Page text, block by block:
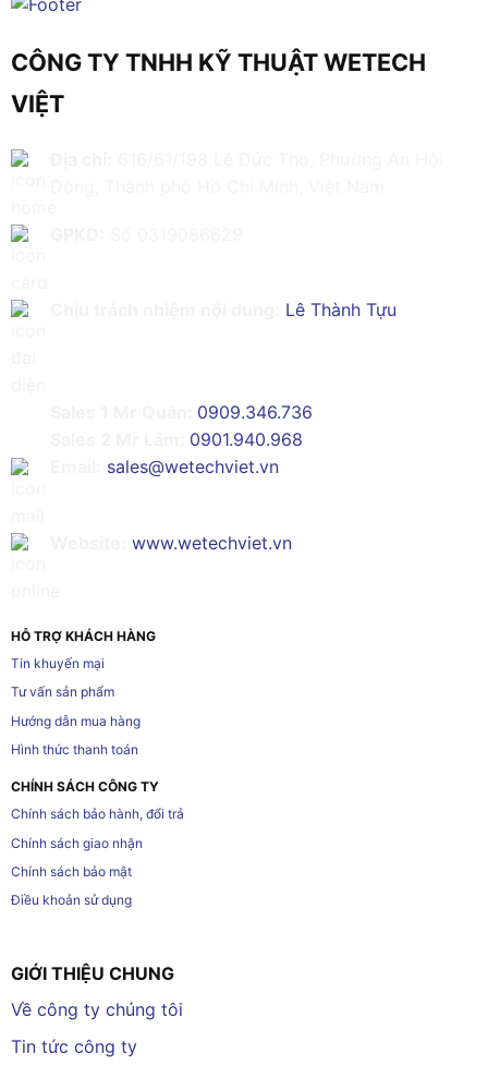
CÔNG TY TNHH KỸ THUẬT WETECH
VIỆT
Lê Thành Tựu
0909.346.736
0901.940.968
sales@wetechviet.vn
www.wetechviet.vn
HỖ TRỢ KHÁCH HÀNG
Tin khuyến mại
Tư vấn sản phẩm
Hướng dẫn mua hàng
Hình thức thanh toán
CHÍNH SÁCH CÔNG TY
Chính sách bảo hành, đổi trả
Chính sách giao nhận
Chính sách bảo mật
Điều khoản sử dụng
GIỚI THIỆU CHUNG
Về công ty chúng tôi
Tin tức công ty